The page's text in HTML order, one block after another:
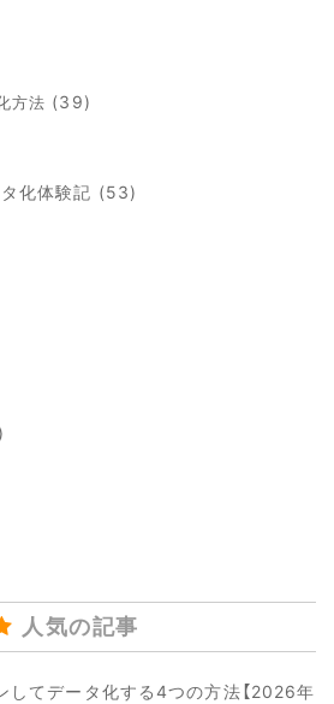
方法 (39)
化体験記 (53)
人気の記事
してデータ化する4つの方法【2026年